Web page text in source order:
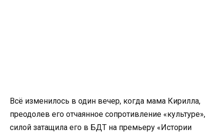
Всё изменилось в один вечер, когда мама Кирилла,
преодолев его отчаянное сопротивление «культуре»,
силой затащила его в БДТ на премьеру «Истории